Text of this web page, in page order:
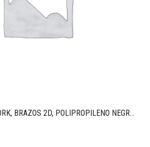
SILLA MOD. A/S WORK, BRAZOS 2D, POLIPROPILENO NEGRO, RESPALDO MALLA HARLEQUIN, ASIENTO T82 NEGRO.